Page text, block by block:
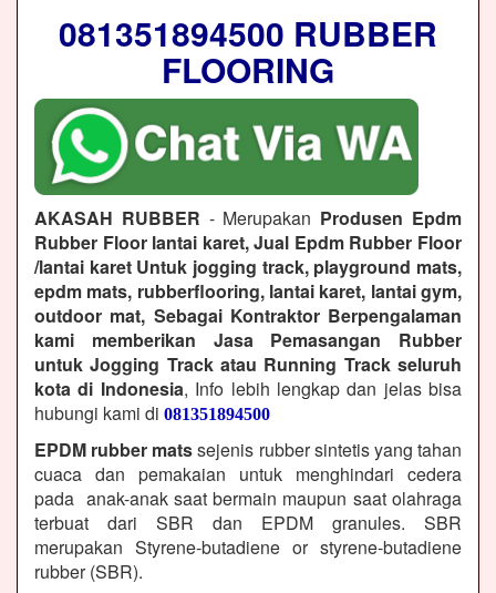
081351894500 RUBBER
FLOORING
AKASAH RUBBER - Merupakan Produsen Epdm
Rubber Floor lantai karet, Jual Epdm Rubber Floor
/lantai karet Untuk jogging track, playground mats,
epdm mats, rubberflooring, lantai karet, lantai gym,
outdoor mat, Sebagai Kontraktor Berpengalaman
kami memberikan Jasa Pemasangan Rubber
untuk Jogging Track atau Running Track seluruh
kota di Indonesia, Info lebih lengkap dan jelas bisa
hubungi kami di 081351894500
EPDM rubber matssejenis rubber sintetis yang tahan
cuaca dan pemakaian untuk menghindari cedera
pada anak-anak saat bermain maupun saat olahraga
terbuat dari SBR dan EPDM granules. SBR
merupakan Styrene-butadiene or styrene-butadiene
rubber (SBR).